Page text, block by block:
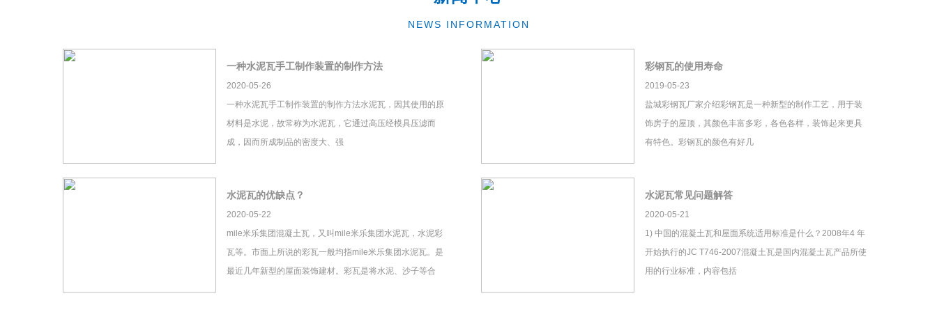
NEWS INFORMATION
一种水泥瓦手工制作装置的制作方法
2020-05-26
一种水泥瓦手工制作装置的制作方法水泥瓦，因其使用的原
材料是水泥，故常称为水泥瓦，它通过高压经模具压滤而
成，因而所成制品的密度大、强
彩钢瓦的使用寿命
2019-05-23
盐城彩钢瓦厂家介绍彩钢瓦是一种新型的制作工艺，用于装
饰房子的屋顶，其颜色丰富多彩，各色各样，装饰起来更具
有特色。彩钢瓦的颜色有好几
水泥瓦的优缺点？
2020-05-22
mile米乐集团混凝土瓦，又叫mile米乐集团水泥瓦，水泥彩
瓦等。市面上所说的彩瓦一般均指mile米乐集团水泥瓦。是
最近几年新型的屋面装饰建材。彩瓦是将水泥、沙子等合
水泥瓦常见问题解答
2020-05-21
1) 中国的混凝土瓦和屋面系统适用标准是什么？2008年4 年
开始执行的JC T746-2007混凝土瓦是国内混凝土瓦产品所使
用的行业标准，内容包括